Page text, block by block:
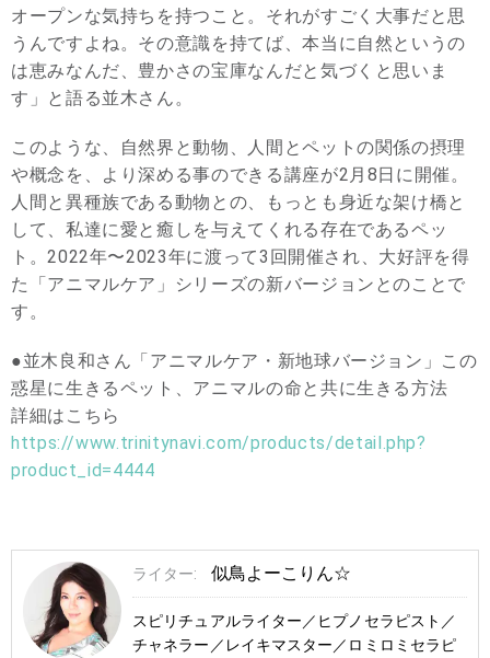
オープンな気持ちを持つこと。それがすごく大事だと思
うんですよね。その意識を持てば、本当に自然というの
は恵みなんだ、豊かさの宝庫なんだと気づくと思いま
す」と語る並木さん。
このような、自然界と動物、人間とペットの関係の摂理
や概念を、より深める事のできる講座が2月8日に開催。
人間と異種族である動物との、もっとも身近な架け橋と
して、私達に愛と癒しを与えてくれる存在であるペッ
ト。2022年〜2023年に渡って3回開催され、大好評を得
た「アニマルケア」シリーズの新バージョンとのことで
す。
●並木良和さん「アニマルケア・新地球バージョン」この
惑星に生きるペット、アニマルの命と共に生きる方法
詳細はこちら
https://www.trinitynavi.com/products/detail.php?
product_id=4444
ライター: 似鳥よーこりん☆
スピリチュアルライター／ヒプノセラピスト／
チャネラー／レイキマスター／ロミロミセラピ